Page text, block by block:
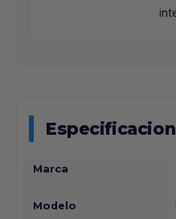
Marca
Modelo